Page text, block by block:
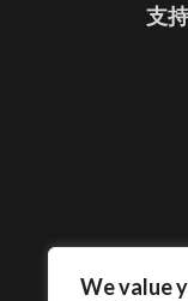
We value
支